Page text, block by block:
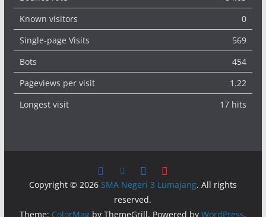
Known visitors
0
Single-page Visits
569
Bots
454
Pageviews per visit
1.22
Longest visit
17 hits
Copyright © 2026 SMA Negeri 3 Lumajang. All rights
reserved.
Theme: ColorMagby ThemeGrill. Powered by WordPress.